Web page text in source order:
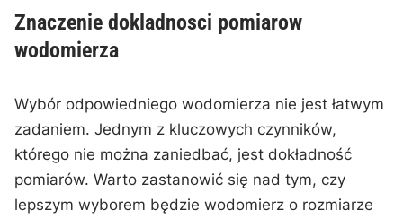
Znaczenie ⁤dokladnosci pomiarow
wodomierza
Wybór odpowiedniego wodomierza nie jest łatwym
zadaniem. Jednym z kluczowych czynników,
którego nie można‌ zaniedbać, jest dokładność
pomiarów. Warto zastanowić się nad tym, czy
lepszym wyborem będzie wodomierz o rozmiarze